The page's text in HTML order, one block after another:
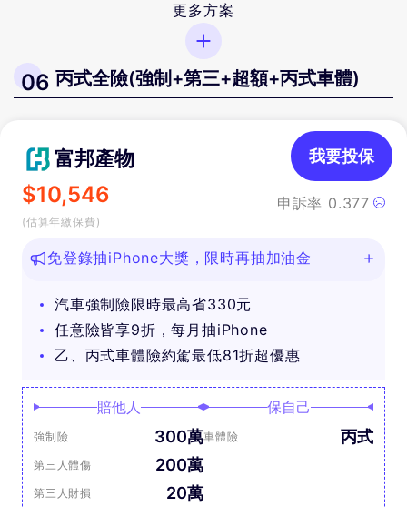
更多方案
06 丙式全險(強制+第三+超額+丙式車體)
富邦產物
$10,546
(估算年繳保費)
申訴率 0.377
我要投保
免登錄抽iPhone大獎，限時再抽加油金
汽車強制險限時最高省330元
任意險皆享9折，每月抽iPhone
乙、丙式車體險約駕最低81折超優惠
賠他人
強制險 300萬
第三人體傷 200萬
第三人財損 20萬
保自己
車體險 丙式